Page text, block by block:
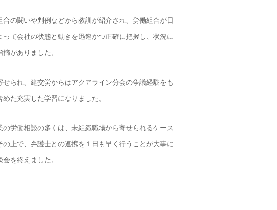
の闘いや判例などから教訓が紹介され、労働組合が日
て会社の状態と動きを迅速かつ正確に把握し、状況に
がありました。
られ、建交労からはアクアライン分会の争議経験をも
た充実した学習になりました。
労働相談の多くは、未組織職場から寄せられるケース
上で、弁護士との連携を１日も早く行うことが大事に
を終えました。